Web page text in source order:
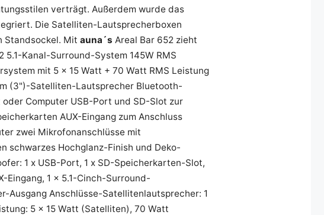
verträgt. Außerdem wurde das
Die Satelliten-Lautsprecherboxen
Standsockel. Mit auna´s Areal Bar 652 zieht
Kanal-Surround-System 145W RMS
mit 5 x 15 Watt + 70 Watt RMS Leistung
(3")-Satelliten-Lautsprecher Bluetooth-
Computer USB-Port und SD-Slot zur
AUX-Eingang zum Anschluss
zwei Mikrofonanschlüsse mit
schwarzes Hochglanz-Finish und Deko-
1 x USB-Port, 1 x SD-Speicherkarten-Slot,
Eingang, 1 x 5.1-Cinch-Surround-
Ausgang Anschlüsse-Satellitenlautsprecher: 1
5 x 15 Watt (Satelliten), 70 Watt